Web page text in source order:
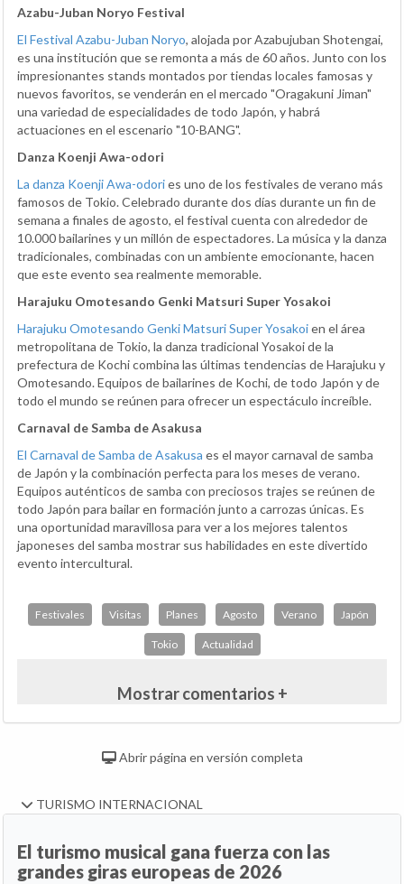
Azabu-Juban Noryo Festival
El Festival Azabu-Juban Noryo, alojada por Azabujuban Shotengai,
es una institución que se remonta a más de 60 años. Junto con los
impresionantes stands montados por tiendas locales famosas y
nuevos favoritos, se venderán en el mercado "Oragakuni Jiman"
una variedad de especialidades de todo Japón, y habrá
actuaciones en el escenario "10-BANG".
Danza Koenji Awa-odori
La danza Koenji Awa-odories uno de los festivales de verano más
famosos de Tokio. Celebrado durante dos días durante un fin de
semana a finales de agosto, el festival cuenta con alrededor de
10.000 bailarines y un millón de espectadores. La música y la danza
tradicionales, combinadas con un ambiente emocionante, hacen
que este evento sea realmente memorable.
Harajuku Omotesando Genki Matsuri Super Yosakoi
Harajuku Omotesando Genki Matsuri Super Yosakoien el área
metropolitana de Tokio, la danza tradicional Yosakoi de la
prefectura de Kochi combina las últimas tendencias de Harajuku y
Omotesando. Equipos de bailarines de Kochi, de todo Japón y de
todo el mundo se reúnen para ofrecer un espectáculo increíble.
Carnaval de Samba de Asakusa
El Carnaval de Samba de Asakusa es el mayor carnaval de samba
de Japón y la combinación perfecta para los meses de verano.
Equipos auténticos de samba con preciosos trajes se reúnen de
todo Japón para bailar en formación junto a carrozas únicas. Es
una oportunidad maravillosa para ver a los mejores talentos
japoneses del samba mostrar sus habilidades en este divertido
evento intercultural.
Festivales Visitas Planes Agosto Verano Japón
Tokio Actualidad
Mostrar comentarios +
Abrir página en versión completa
TURISMO INTERNACIONAL
El turismo musical gana fuerza con las
grandes giras europeas de 2026